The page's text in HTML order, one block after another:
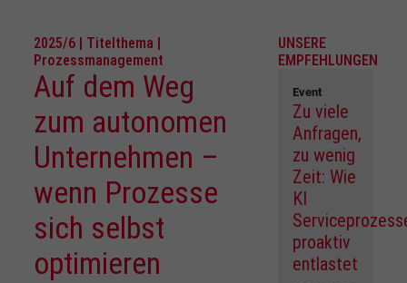
2025/6 | Titelthema |
Prozessmanagement
Auf dem Weg
zum autonomen
Unternehmen –
wenn Prozesse
sich selbst
optimieren
UNSERE
EMPFEHLUNGEN
Event
Zu viele
Anfragen,
zu wenig
Zeit: Wie
KI
proaktiv
entlastet